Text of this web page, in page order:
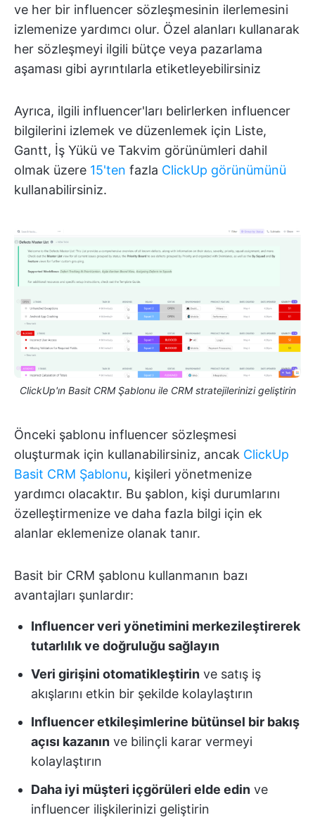
ve her bir influencer sözleşmesinin ilerlemesini
izlemenize yardımcı olur. Özel alanları kullanarak
her sözleşmeyi ilgili bütçe veya pazarlama
aşaması gibi ayrıntılarla etiketleyebilirsiniz
Ayrıca, ilgili influencer'ları belirlerken influencer
bilgilerini izlemek ve düzenlemek için Liste,
Gantt, İş Yükü ve Takvim görünümleri dahil
olmak üzere 15'ten fazla ClickUp görünümünü
kullanabilirsiniz.
ClickUp'ın Basit CRM Şablonu ile CRM stratejilerinizi geliştirin
Önceki şablonu influencer sözleşmesi
oluşturmak için kullanabilirsiniz, ancak ClickUp
Basit CRM Şablonu, kişileri yönetmenize
yardımcı olacaktır. Bu şablon, kişi durumlarını
özelleştirmenize ve daha fazla bilgi için ek
alanlar eklemenize olanak tanır.
Basit bir CRM şablonu kullanmanın bazı
avantajları şunlardır:
Influencer veri yönetimini merkezileştirerek
tutarlılık ve doğruluğu sağlayın
Veri girişini otomatikleştirin ve satış iş
akışlarını etkin bir şekilde kolaylaştırın
Influencer etkileşimlerine bütünsel bir bakış
açısı kazanın ve bilinçli karar vermeyi
kolaylaştırın
Daha iyi müşteri içgörüleri elde edin ve
influencer ilişkilerinizi geliştirin